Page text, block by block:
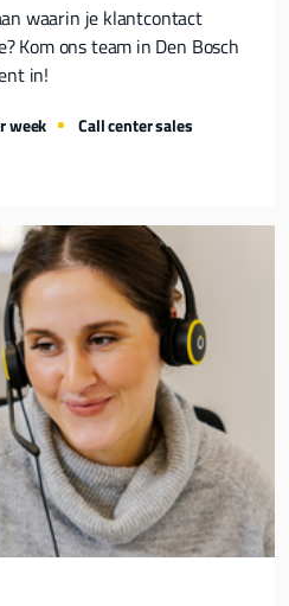
waarin je klantcontact
Kom ons team in Den Bosch
in!
week Call center sales